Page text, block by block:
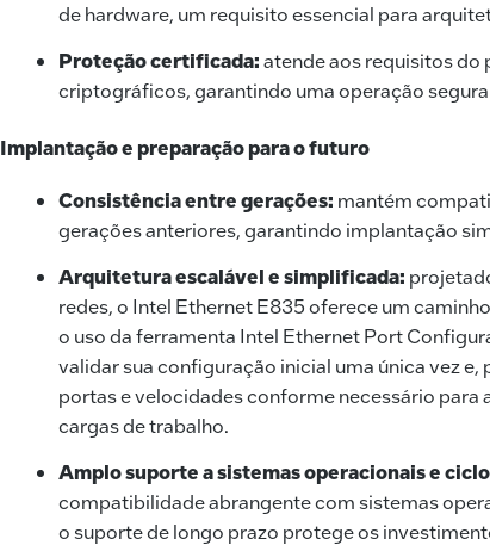
de hardware, um requisito essencial para
Proteção certificada:atende aos requisitos do
criptográficos, garantindo uma operação
Implantação e preparação para o futuro
Consistência entre gerações: mantém
gerações anteriores, garantindo implantação
Arquitetura escalável e simplificada:
redes, o Intel Ethernet E835 oferece um
o uso da ferramenta Intel Ethernet Port
validar sua configuração inicial uma única vez
portas e velocidades conforme necessário
cargas de trabalho.
Amplo suporte a sistemas operacionais e
compatibilidade abrangente com sistemas
o suporte de longo prazo protege os